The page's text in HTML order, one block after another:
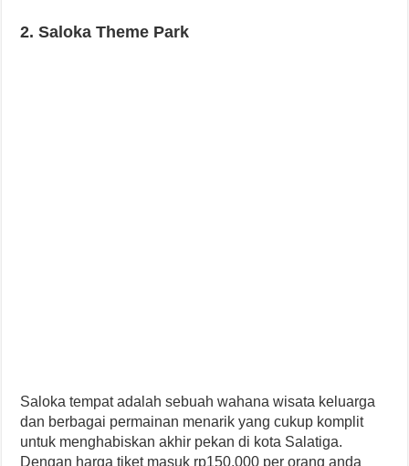
2. Saloka Theme Park
Saloka tempat adalah sebuah wahana wisata keluarga
dan berbagai permainan menarik yang cukup komplit
untuk menghabiskan akhir pekan di kota Salatiga.
Dengan harga tiket masuk rp150.000 per orang anda